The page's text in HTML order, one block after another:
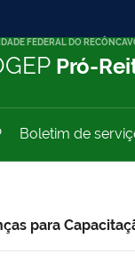
FEDERAL DO
Pró-
Boletim de
para